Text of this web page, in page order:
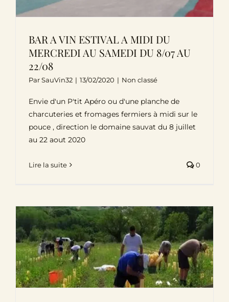
BAR A VIN ESTIVAL A MIDI DU
MERCREDI AU SAMEDI DU 8/07 AU
22/08
ParSauVin32 | 13/02/2020 | Non classé
Envie d'un P'tit Apéro ou d'une planche de
charcuteries et fromages fermiers à midi sur le
pouce , direction le domaine sauvat du 8 juillet
au 22 aout 2020
Lire la suite 0